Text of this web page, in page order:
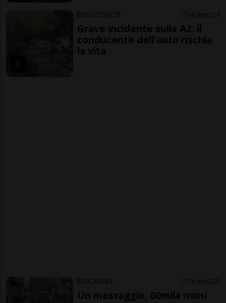
MEZZOVICO 14 ore 14
Grave incidente sulla A2: il
conducente dell'auto rischia
la vita
LOCARNO 15 ore 29
Un messaggio, 60mila nomi